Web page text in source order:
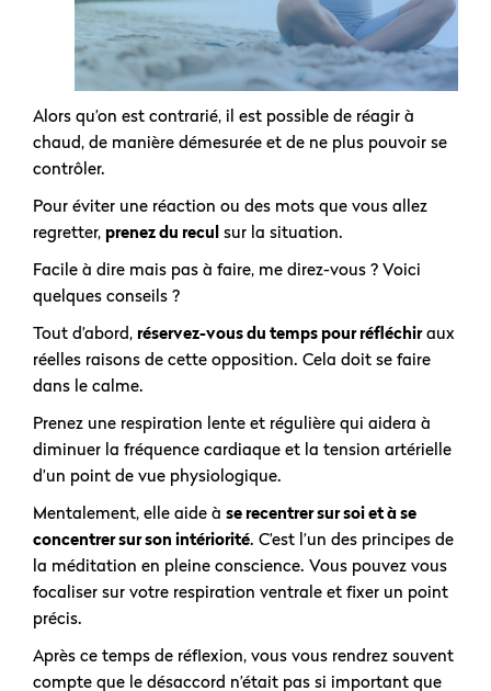
Alors qu’on est contrarié, il est possible de réagir à
chaud, de manière démesurée et de ne plus pouvoir se
contrôler.
Pour éviter une réaction ou des mots que vous allez
regretter, prenez du recul sur la situation.
Facile à dire mais pas à faire, me direz-vous ? Voici
quelques conseils ?
Tout d’abord, réservez-vous du temps pour réfléchiraux
réelles raisons de cette opposition. Cela doit se faire
dans le calme.
Prenez une respiration lente et régulière qui aidera à
diminuer la fréquence cardiaque et la tension artérielle
d’un point de vue physiologique.
Mentalement, elle aide à se recentrer sur soi et à se
concentrer sur son intériorité. C’est l’un des principes de
la méditation en pleine conscience. Vous pouvez vous
focaliser sur votre respiration ventrale et fixer un point
précis.
Après ce temps de réflexion, vous vous rendrez souvent
compte que le désaccord n’était pas si important que